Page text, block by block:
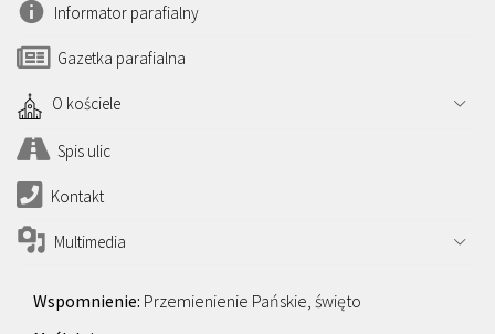
Informator parafialny
Gazetka parafialna
O kościele
Spis ulic
Kontakt
Multimedia
Przemienienie Pańskie, święto